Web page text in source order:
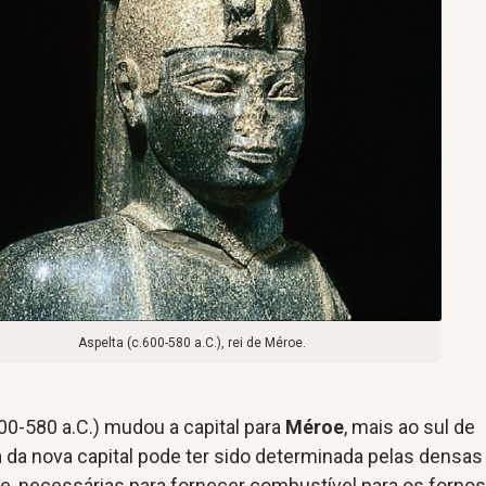
Aspelta (c.600-580 a.C.), rei de Méroe.
580 a.C.) mudou a capital para Méroe, mais ao sul de
da nova capital pode ter sido determinada pelas densas